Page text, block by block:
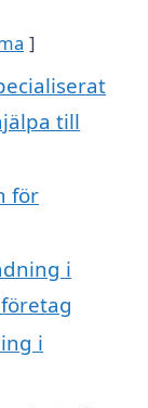
till
för
i
i